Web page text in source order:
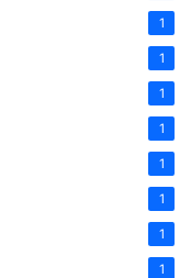
1
1
1
1
1
1
1
1